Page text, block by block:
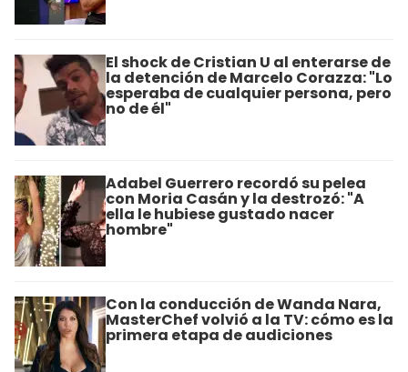
El shock de Cristian U al enterarse de
la detención de Marcelo Corazza: "Lo
esperaba de cualquier persona, pero
no de él"
Adabel Guerrero recordó su pelea
con Moria Casán y la destrozó: "A
ella le hubiese gustado nacer
hombre"
Con la conducción de Wanda Nara,
MasterChef volvió a la TV: cómo es la
primera etapa de audiciones